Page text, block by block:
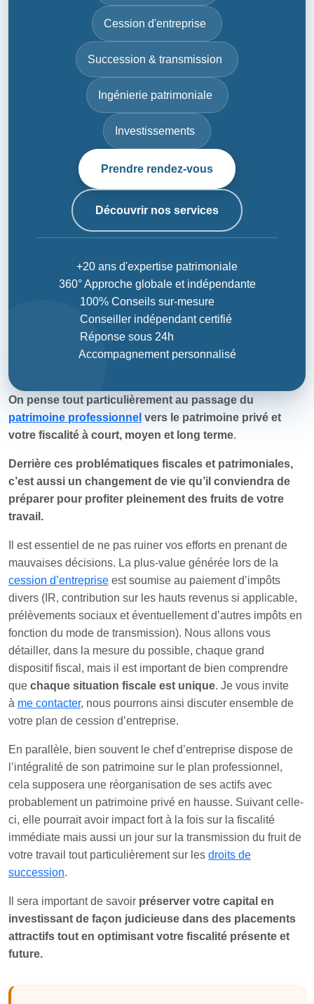
Cession d'entreprise
Succession & transmission
Ingénierie patrimoniale
Investissements
Prendre rendez-vous
Découvrir nos services
+20 ans d'expertise patrimoniale
360° Approche globale et indépendante
100% Conseils sur-mesure
Conseiller indépendant certifié
Réponse sous 24h
Accompagnement personnalisé
On pense tout particulièrement au passage du
patrimoine professionnel vers le patrimoine privé et
votre fiscalité à court, moyen et long terme.
Derrière ces problématiques fiscales et patrimoniales,
c’est aussi un changement de vie qu’il conviendra de
préparer pour profiter pleinement des fruits de votre
travail.
Il est essentiel de ne pas ruiner vos efforts en prenant de
mauvaises décisions. La plus-value générée lors de la
cession d’entreprise est soumise au paiement d’impôts
divers (IR, contribution sur les hauts revenus si applicable,
prélèvements sociaux et éventuellement d’autres impôts en
fonction du mode de transmission). Nous allons vous
détailler, dans la mesure du possible, chaque grand
dispositif fiscal, mais il est important de bien comprendre
que chaque situation fiscale est unique. Je vous invite
à me contacter, nous pourrons ainsi discuter ensemble de
votre plan de cession d’entreprise.
En parallèle, bien souvent le chef d’entreprise dispose de
l’intégralité de son patrimoine sur le plan professionnel,
cela supposera une réorganisation de ses actifs avec
probablement un patrimoine privé en hausse. Suivant celle-
ci, elle pourrait avoir impact fort à la fois sur la fiscalité
immédiate mais aussi un jour sur la transmission du fruit de
votre travail tout particulièrement sur les droits de
succession.
Il sera important de savoir préserver votre capital en
investissant de façon judicieuse dans des placements
attractifs tout en optimisant votre fiscalité présente et
future.